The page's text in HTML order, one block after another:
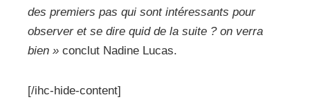
des premiers pas qui sont intéressants pour
observer et se dire quid de la suite ? on verra
bien » conclut Nadine Lucas.
[/ihc-hide-content]